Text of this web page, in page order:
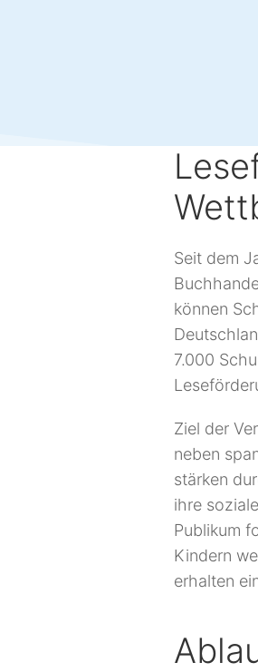
Seit dem
können
7.000
Ziel der
neben
stärken
ihre
Publikum
Kindern
erhalten